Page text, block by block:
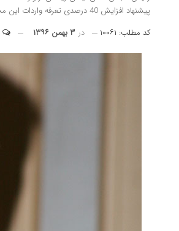
پیشنهاد افزایش 40 درصدی تعرفه واردات این محصولات در بودجه سال آینده، شاهد جهش بیش از 50 درصدی نرخ مواد پروتئینی خواهیم بود.
کد مطلب: ۱۰۰۶۱ در ۳ بهمن ۱۳۹۶